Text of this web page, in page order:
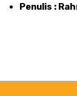
Penulis :